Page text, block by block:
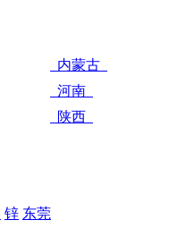
内蒙古
河南
陕西
锌 东莞